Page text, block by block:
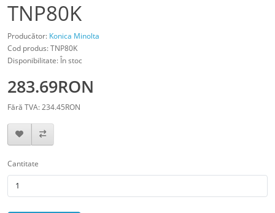
TNP80K
Producător: Konica Minolta
Cod produs: TNP80K
Disponibilitate: În stoc
283.69RON
Fără TVA: 234.45RON
Cantitate